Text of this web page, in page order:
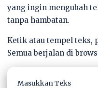
yang ingin mengubah
tanpa hambatan.
Ketik atau tempel teks,
Semua berjalan di
Masukkan Teks